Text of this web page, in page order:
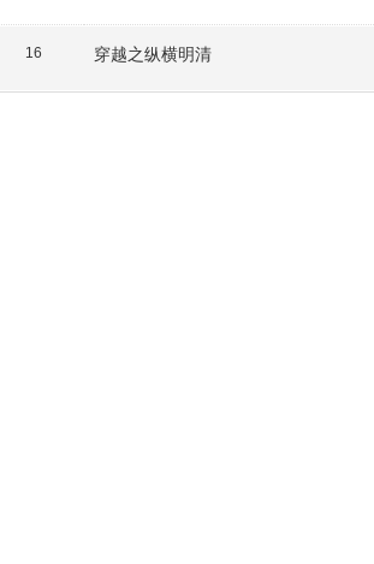
16 穿越之纵横明清